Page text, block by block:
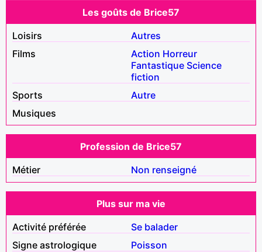
Les goûts de Brice57
Loisirs
Autres
Films
Action Horreur
Fantastique Science
fiction
Sports
Autre
Musiques
Profession de Brice57
Métier
Non renseigné
Plus sur ma vie
Activité préférée
Se balader
Signe astrologique
Poisson